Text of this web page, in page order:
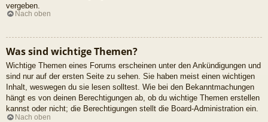
vergeben.
Nach oben
Was sind wichtige Themen?
Wichtige Themen eines Forums erscheinen unter den Ankündigungen und
sind nur auf der ersten Seite zu sehen. Sie haben meist einen wichtigen
Inhalt, weswegen du sie lesen solltest. Wie bei den Bekanntmachungen
hängt es von deinen Berechtigungen ab, ob du wichtige Themen erstellen
kannst oder nicht; die Berechtigungen stellt die Board-Administration ein.
Nach oben